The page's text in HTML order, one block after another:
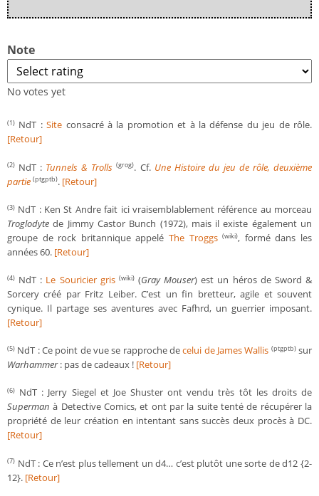
Note
No votes yet
(1) NdT :Site consacré à la promotion et à la défense du jeu de rôle.
[Retour]
(2) NdT : Tunnels & Trolls (grog). Cf. Une Histoire du jeu de rôle, deuxième
partie (ptgptb). [Retour]
(3) NdT : Ken St Andre fait ici vraisemblablement référence au morceau
Troglodyte de Jimmy Castor Bunch (1972), mais il existe également un
groupe de rock britannique appelé The Troggs (wiki), formé dans les
années 60. [Retour]
(4) NdT : Le Souricier gris (wiki)(Gray Mouser) est un héros de Sword &
Sorcery créé par Fritz Leiber. C’est un fin bretteur, agile et souvent
cynique. Il partage ses aventures avec Fafhrd, un guerrier imposant.
[Retour]
(5) NdT : Ce point de vue se rapproche decelui de James Wallis (ptgptb)sur
Warhammer: pas de cadeaux ! [Retour]
(6) NdT : Jerry Siegel et Joe Shuster ont vendu très tôt les droits de
Superman à Detective Comics, et ont par la suite tenté de récupérer la
propriété de leur création en intentant sans succès deux procès à DC.
[Retour]
(7) NdT : Ce n’est plus tellement un d4… c’est plutôt une sorte de d12 {2-
12}. [Retour]